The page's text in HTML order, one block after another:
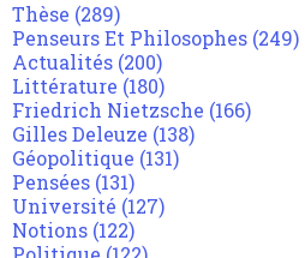
Thèse (289)
Penseurs Et Philosophes (249)
Actualités (200)
Littérature (180)
Friedrich Nietzsche (166)
Gilles Deleuze (138)
Géopolitique (131)
Pensées (131)
Université (127)
Notions (122)